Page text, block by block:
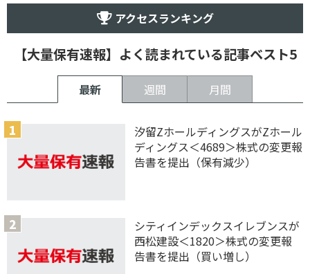
アクセスランキング
【大量保有速報】よく読まれている記事ベスト5
最新 週間 月間
汐留ZホールディングスがZホール
ディングス＜4689＞株式の変更報
告書を提出（保有減少）
シティインデックスイレブンスが
西松建設＜1820＞株式の変更報
告書を提出（買い増し）